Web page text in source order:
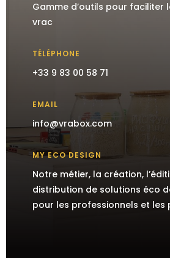
Gamme d’outils pour faciliter
vrac
TÉLÉPHONE
+33 9 83 00 58 71
EMAIL
info@vrabox.com
MY ECO DESIGN
Notre métier, la création,
distribution de solutions éco
pour les professionnels et les